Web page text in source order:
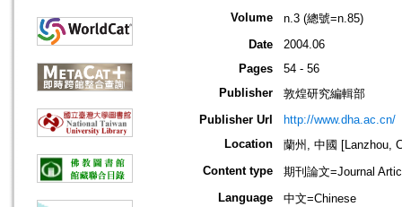
Volume
n.3 (總號=n.85)
Date
2004.06
Pages
54 - 56
Publisher
敦煌研究編輯部
Publisher Url
http://www.dha.ac.cn/
Location
蘭州, 中國 [Lanzhou,
Content type
期刊論文=Journal
Language
中文=Chinese